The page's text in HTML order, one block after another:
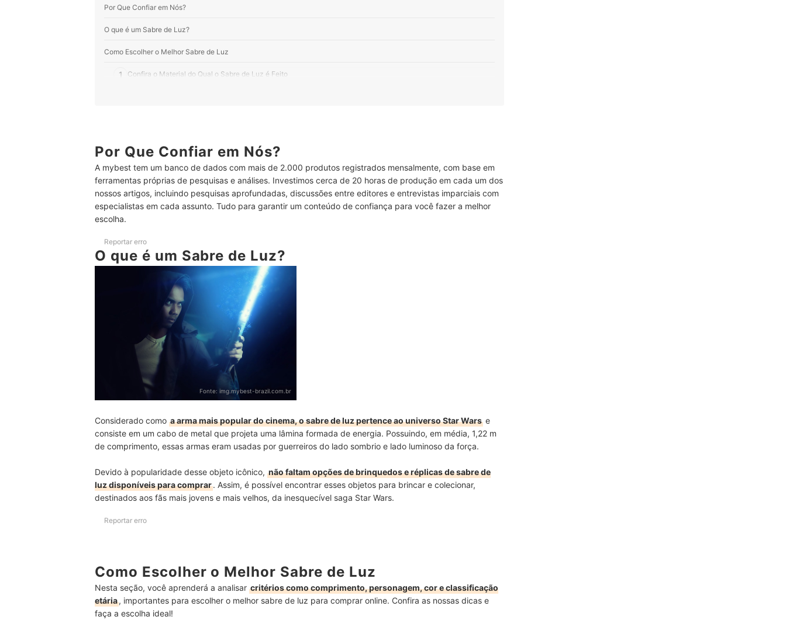
Por Que Confiar em Nós?
O que é um Sabre de Luz?
Como Escolher o Melhor Sabre de Luz
1 Confira o Material do Qual o Sabre de Luz é Feito
4 Sabres de Luz com até 80 cm São Populares entre as Crianças
5 Vai Presentear uma Criança? Verifique a Classificação Etária do Sabre de Luz
6 Recursos Extras Podem Deixar o Seu Sabre de Luz Ainda Mais Interessante
7
Top 10 Melhores Sabres de Luz
Incremente o Seu Visual e da Criançada com Camisetas Geeks
Por Que Confiar em Nós?
A mybest tem um banco de dados com mais de 2.000 produtos registrados mensalmente, com base em
ferramentas próprias de pesquisas e análises. Investimos cerca de 20 horas de produção em cada um dos
nossos artigos, incluindo pesquisas aprofundadas, discussões entre editores e entrevistas imparciais com
especialistas em cada assunto. Tudo para garantir um conteúdo de confiança para você fazer a melhor
escolha.
Reportar erro
O que é um Sabre de Luz?
Fonte: img.mybest-brazil.com.br
Considerado como a arma mais popular do cinema, o sabre de luz pertence ao universo Star Wars e
consiste em um cabo de metal que projeta uma lâmina formada de energia. Possuindo, em média, 1,22 m
de comprimento, essas armas eram usadas por guerreiros do lado sombrio e lado luminoso da força.
Devido à popularidade desse objeto icônico, não faltam opções de brinquedos e réplicas de sabre de
luz disponíveis para comprar. Assim, é possível encontrar esses objetos para brincar e colecionar,
destinados aos fãs mais jovens e mais velhos, da inesquecível saga Star Wars.
Reportar erro
Como Escolher o Melhor Sabre de Luz
Nesta seção, você aprenderá a analisar critérios como comprimento, personagem, cor e classificação
etária, importantes para escolher o melhor sabre de luz para comprar online. Confira as nossas dicas e
faça a escolha ideal!